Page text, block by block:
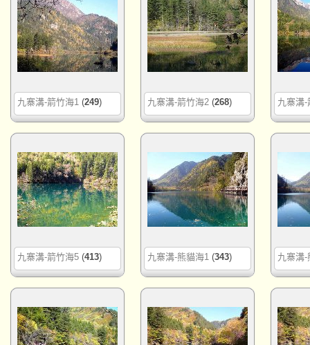
九寨溝-箭竹海1 (249) 九寨溝-箭竹海2 (268) 九寨溝-
九寨溝-箭竹海5 (413) 九寨溝-熊貓海1 (343) 九寨溝-